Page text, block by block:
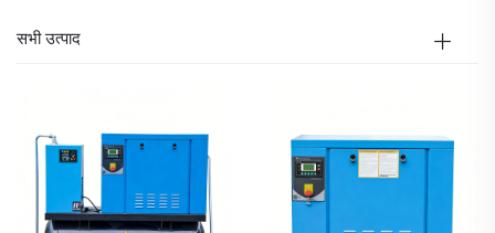
सभी उत्पाद